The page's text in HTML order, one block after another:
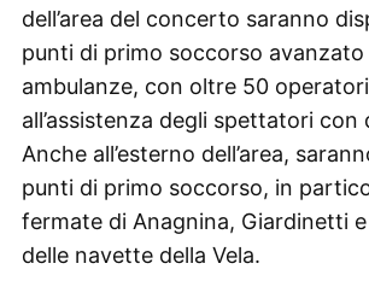
dell’area del concerto saranno
punti di primo soccorso avanzato
ambulanze, con oltre 50
all’assistenza degli spettatori con
Anche all’esterno dell’area,
punti di primo soccorso, in
fermate di Anagnina, Giardinetti
delle navette della Vela.